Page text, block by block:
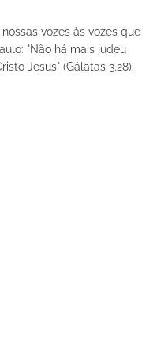
vozes às vozes que
"Não há mais judeu
Jesus" (Gálatas 3.28).